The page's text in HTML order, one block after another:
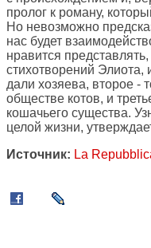
пролог к роману,
Но невозможно
нас будет
нравится
стихотворений
дали хозяева, второе -
обществе котов, и
кошачьего существа.
целой жизни,
Источник: La